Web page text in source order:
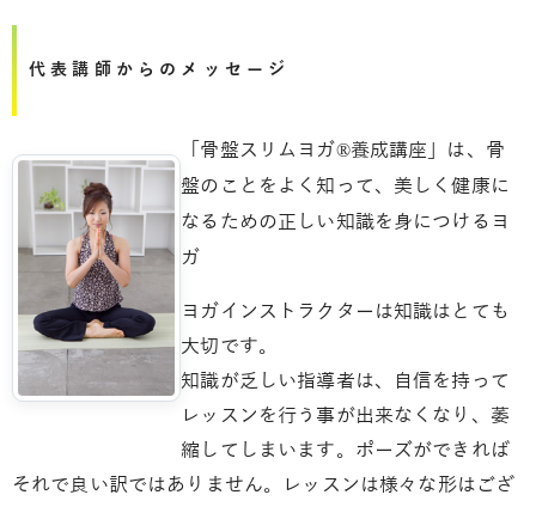
代表講師からのメッセージ
「骨盤スリムヨガ®養成講座」は、骨
盤のことをよく知って、美しく健康に
なるための正しい知識を身につけるヨ
ガ
ヨガインストラクターは知識はとても
大切です。
知識が乏しい指導者は、自信を持って
レッスンを行う事が出来なくなり、萎
縮してしまいます。ポーズができれば
それで良い訳ではありません。レッスンは様々な形はござ